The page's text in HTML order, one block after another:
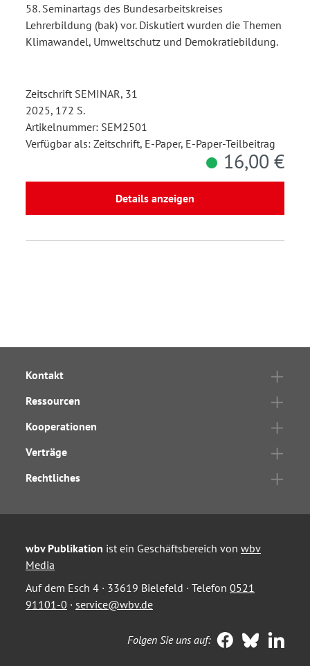
58. Seminartags des Bundesarbeitskreises
Lehrerbildung (bak) vor. Diskutiert wurden die Themen
Klimawandel, Umweltschutz und Demokratiebildung.
Zeitschrift SEMINAR, 31
2025, 172 S.
Artikelnummer: SEM2501
Verfügbar als: Zeitschrift, E-Paper, E-Paper-Teilbeitrag
16,00 €
Details anzeigen
Kontakt
Ressourcen
Kooperationen
Verträge
Rechtliches
wbv Publikation ist ein Geschäftsbereich von wbv
Media
Auf dem Esch 4 · 33619 Bielefeld · Telefon 0521
91101-0 · service@wbv.de
Folgen Sie uns auf: